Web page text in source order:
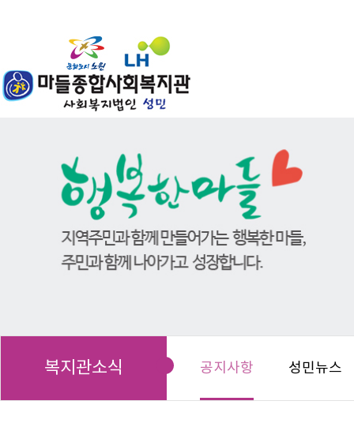
복지관소식 공지사항 성민뉴스